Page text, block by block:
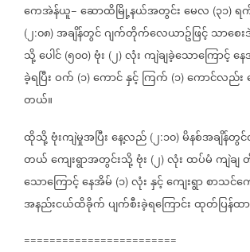
ကေအဲန်ယူ− ဆောထိမြို့နယ်အတွင်းမေလ (၃၁) ရ
(၂:၀၈) အချိန်တွင်ဂျက်တိုက်လေယာဥ်ဖြင့်သာစေး
သို့ပေါင် (၅၀၀) ဗုံး (၂) လုံးကျဲချခဲ့သောကြောင့်န
ခဲ့ရပြီးဝက် (၁) ကောင်နှင့်ကြက် (၁) ကောင်လည်း
တယ်။
ထိုသို့ဗုံးကျဲမှုအပြီးနေ့လည် (၂:၁၀) မိနစ်အချိန်တွ
တယ်ကျေးရွာအတွင်းသို့ဗုံး (၂) လုံးထပ်မံကျဲချ
သောကြောင့်နေအိမ် (၁) လုံးနှင့်ကျေးရွာစာသင်ကျ
အနည်းငယ်ထိခိုက်ပျက်စီးခဲ့ရကြောင်းထုတ်ပြန်ထ
========================